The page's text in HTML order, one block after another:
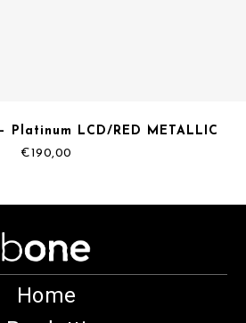
Platinum LCD/RED METALLIC
€190,00
Home